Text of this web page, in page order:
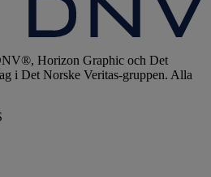
Horizon Graphic och Det
i Det Norske Veritas-gruppen. Alla